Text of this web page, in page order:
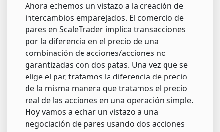
Ahora echemos un vistazo a la creación de
intercambios emparejados. El comercio de
pares en ScaleTrader implica transacciones
por la diferencia en el precio de una
combinación de acciones/acciones no
garantizadas con dos patas. Una vez que se
elige el par, tratamos la diferencia de precio
de la misma manera que tratamos el precio
real de las acciones en una operación simple.
Hoy vamos a echar un vistazo a una
negociación de pares usando dos acciones